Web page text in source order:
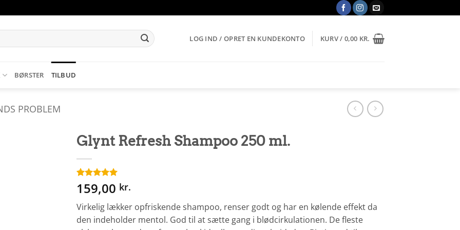
LOG IND / OPRET EN KUNDEKONTO KURV / 0,00 KR.
BØRSTER TILBUD
PROBLEM
Glynt Refresh Shampoo 250 ml.
Bedømt
som5ud
på
1
kundebedømmelse
159,00 kr.
Virkelig lækker opfriskende shampoo, renser godt og har en kølende effekt da
den indeholder mentol. God til at sætte gang i blødcirkulationen. De fleste